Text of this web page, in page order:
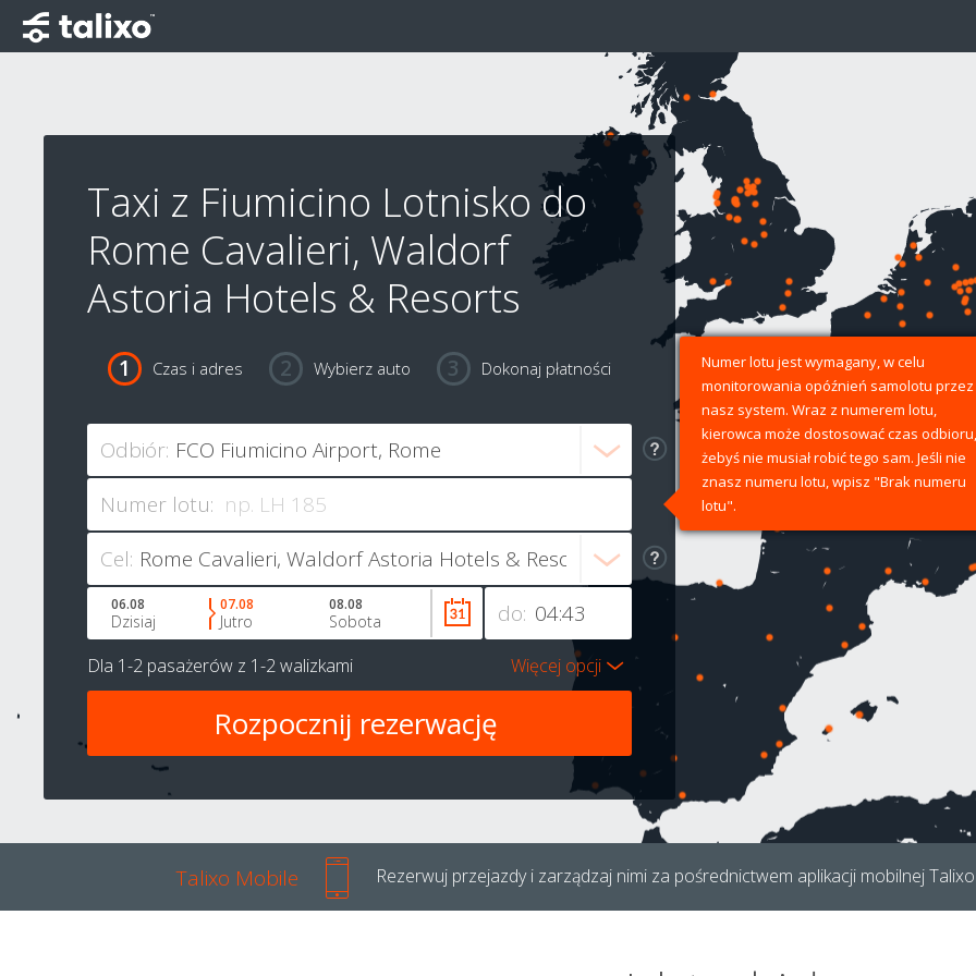
Taxi z Fiumicino Lotnisko do
Rome Cavalieri, Waldorf
Astoria Hotels & Resorts
Czas i adres Wybierz auto Dokonaj płatności
Odbiór:
Numer lotu:
Numer lotu jest wymagany, w celu
monitorowania opóźnień samolotu przez
nasz system. Wraz z numerem lotu,
kierowca może dostosować czas odbioru,
żebyś nie musiał robić tego sam. Jeśli nie
znasz numeru lotu, wpisz "Brak numeru
lotu".
Cel:
do:
06.08
Dzisiaj
07.08
Jutro
08.08
Sobota
Dla 1-2 pasażerów z 1-2 walizkami Więcej opcji
Talixo Mobile Rezerwuj przejazdy i zarządzaj nimi za pośrednictwem aplikacji mobilnej